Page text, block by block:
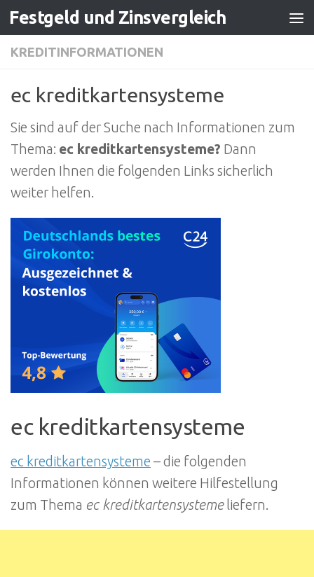
Zum Inhalt springen
Festgeld und Zinsvergleich
KREDITINFORMATIONEN
ec kreditkartensysteme
Sie sind auf der Suche nach Informationen zum
Thema: ec kreditkartensysteme? Dann
werden Ihnen die folgenden Links sicherlich
weiter helfen.
ec kreditkartensysteme
ec kreditkartensysteme – die folgenden
Informationen können weitere Hilfestellung
zum Thema ec kreditkartensystemeliefern.